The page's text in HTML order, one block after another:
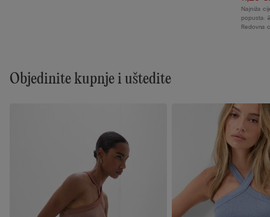
Najniža
popusta:
Redovna
Objedinite kupnje i uštedite